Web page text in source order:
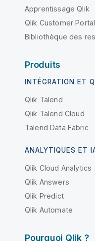
Apprentissage Qlik
Qlik Customer Portal
Bibliothèque des
Produits
INTÉGRATION ET
Qlik Talend
Qlik Talend Cloud
Talend Data Fabric
ANALYTIQUES ET
Qlik Cloud Analytics
Qlik Answers
Qlik Predict
Qlik Automate
Pourquoi Qlik ?